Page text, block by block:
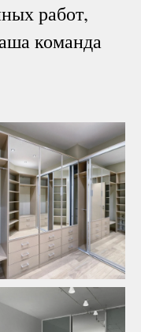
работ,
команда